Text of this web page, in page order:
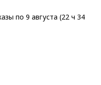
по 9 августа (22 ч 34